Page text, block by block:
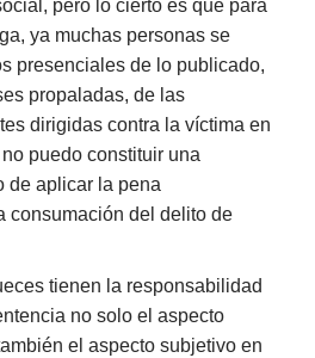
pero lo cierto es que para
ya muchas personas se
presenciales de lo publicado,
propaladas, de las
dirigidas contra la víctima en
puedo constituir una
de aplicar la pena
consumación del delito de
tienen la responsabilidad
no solo el aspecto
el aspecto subjetivo en